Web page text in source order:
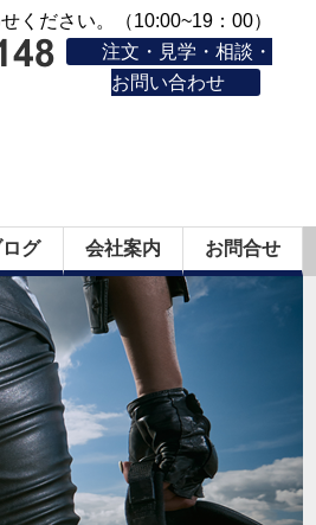
ください。（10:00~19：00）
注文・見学・相談・
お問い合わせ
グ 会社案内 お問合せ